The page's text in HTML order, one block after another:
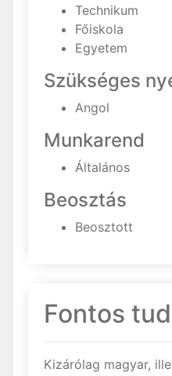
Technikum
Főiskola
Egyetem
Szükséges
Angol
Munkarend
Általános
Beosztás
Beosztott
Fontos
Kizárólag magyar,